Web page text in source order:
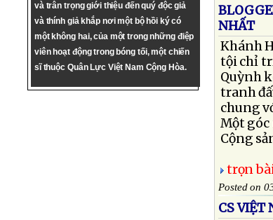
và trân trọng giới thiệu đến quý độc giả
và thính giả khắp nơi một bộ hồi ký có
một không hai, của một trong những điệp
viên hoạt động trong bóng tối, một chiến
sĩ thuộc Quân Lực Việt Nam Cộng Hòa.
NHẤT
Khánh
tội chỉ
Quỳnh
tranh
chung
Một
Cộng
trọn
Posted on
CS VIỆT